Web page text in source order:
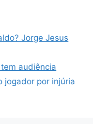
Jorge Jesus
audiência
jogador por injúria